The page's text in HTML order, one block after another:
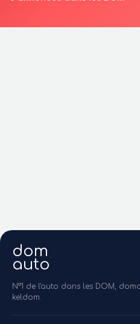
dom
auto
N°1 de l'auto dans les DOM,
keldom.